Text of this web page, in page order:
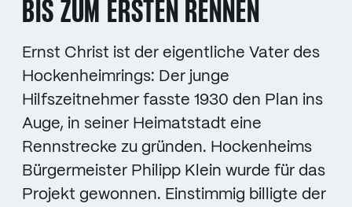
BIS ZUM ERSTEN RENNEN
Ernst Christ ist der eigentliche Vater des
Hockenheimrings: Der junge
Hilfszeitnehmer fasste 1930 den Plan ins
Auge, in seiner Heimatstadt eine
Rennstrecke zu gründen. Hockenheims
Bürgermeister Philipp Klein wurde für das
Projekt gewonnen. Einstimmig billigte der